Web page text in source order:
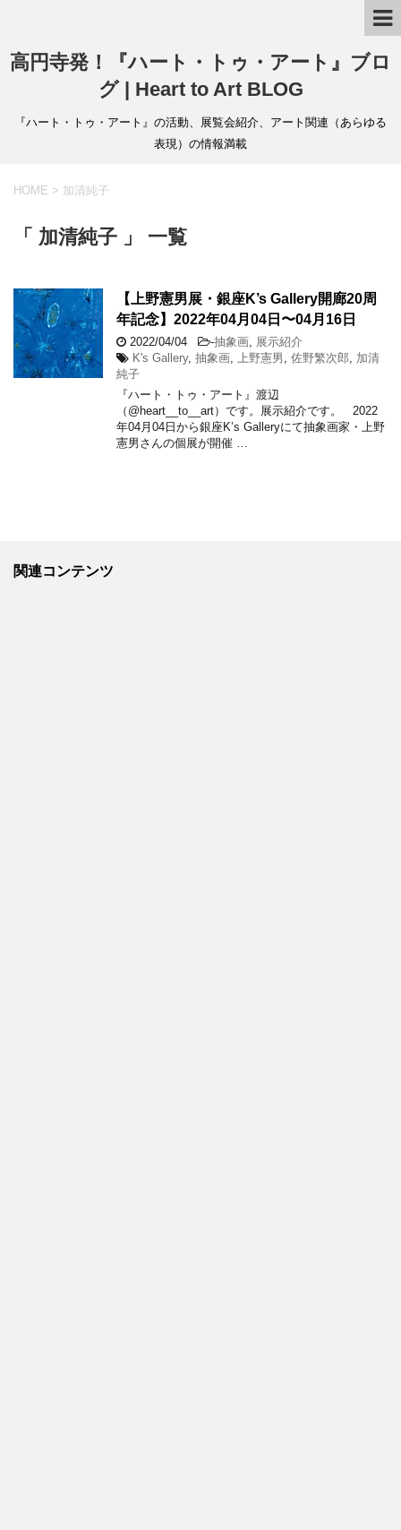
高円寺発！『ハート・トゥ・アート』ブロ
グ | Heart to Art BLOG
『ハート・トゥ・アート』の活動、展覧会紹介、アート関連（あらゆる
表現）の情報満載
HOME > 加清純子
「 加清純子 」 一覧
【上野憲男展・銀座K’s Gallery開廊20周
年記念】2022年04月04日〜04月16日
2022/04/04 -抽象画
展示紹介
K's Gallery, 抽象画 上野憲男 佐野繁次郎
加清
純子
『ハート・トゥ・アート』渡辺
（@heart__to__art）です。展示紹介です。 2022
年04月04日から銀座K’s Galleryにて抽象画家・上野
憲男さんの個展が開催 …
関連コンテンツ